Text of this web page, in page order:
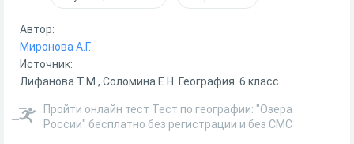
Автор:
Миронова А.Г.
Источник:
Лифанова Т.М., Соломина Е.Н. География. 6 класс
Пройти онлайн тест Тест по географии: "Озера
России" бесплатно без регистрации и без СМС